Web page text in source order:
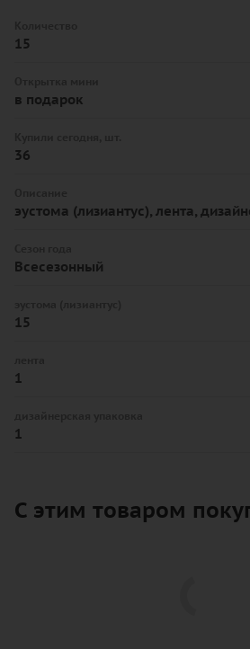
15
в подарок
36
эустома (лизиантус), лента,
Всесезонный
15
1
1
С этим товаром